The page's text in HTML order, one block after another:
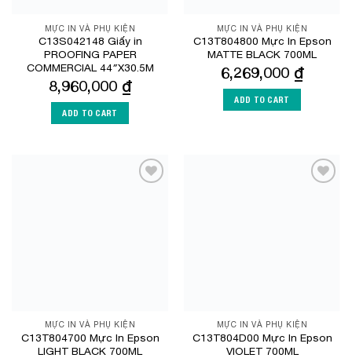
MỰC IN VÀ PHỤ KIỆN
C13S042148 Giấy in
PROOFING PAPER
COMMERCIAL 44″X30.5M
8,960,000 ₫
ADD TO CART
MỰC IN VÀ PHỤ KIỆN
C13T804800 Mực In Epson
MATTE BLACK 700ML
6,269,000 ₫
ADD TO CART
MỰC IN VÀ PHỤ KIỆN
C13T804700 Mực In Epson
LIGHT BLACK 700ML
MỰC IN VÀ PHỤ KIỆN
C13T804D00 Mực In Epson
VIOLET 700ML